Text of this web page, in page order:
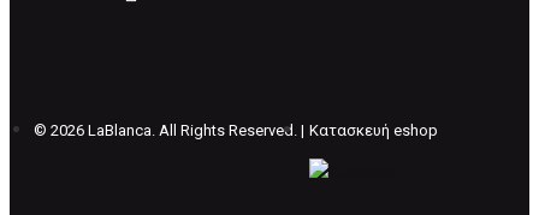
ΔΙΚΑΙΩΜΑ ΥΠΑΝΑΧΩΡΗΣΗΣ-ΕΠΙΣΤΡΟΦΗ
© 2026 LaBlanca. All Rights Reserved. | Κατασκευή eshop